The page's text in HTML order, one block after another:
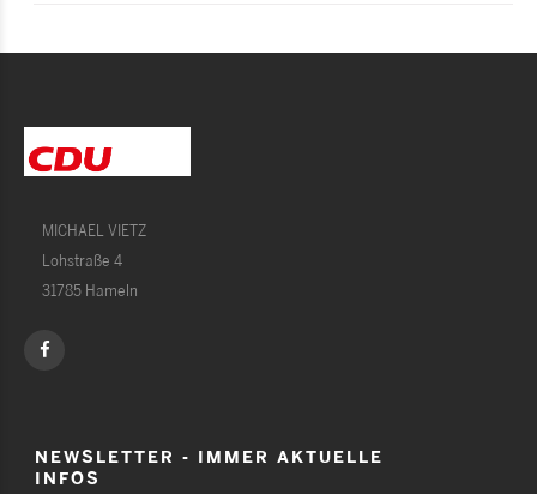
MICHAEL VIETZ
Lohstraße 4
31785 Hameln
NEWSLETTER - IMMER AKTUELLE
INFOS